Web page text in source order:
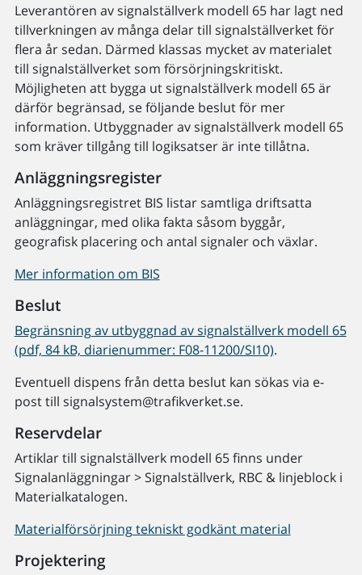
Leverantören av signalställverk modell 65 har lagt ned
tillverkningen av många delar till signalställverket för
flera år sedan. Därmed klassas mycket av materialet
till signalställverket som försörjningskritiskt.
Möjligheten att bygga ut signalställverk modell 65 är
därför begränsad, se följande beslut för mer
information. Utbyggnader av signalställverk modell 65
som kräver tillgång till logiksatser är inte tillåtna.
Anläggningsregister
Anläggningsregistret BIS listar samtliga driftsatta
anläggningar, med olika fakta såsom byggår,
geografisk placering och antal signaler och växlar.
Mer information om BIS
Beslut
Begränsning av utbyggnad av signalställverk modell 65
(pdf, 84 kB, diarienummer: F08-11200/SI10).
Eventuell dispens från detta beslut kan sökas via e-
post till signalsystem@trafikverket.se.
Reservdelar
Artiklar till signalställverk modell 65 finns under
Signalanläggningar > Signalställverk, RBC & linjeblock i
Materialkatalogen.
Materialförsörjning tekniskt godkänt material
Projektering